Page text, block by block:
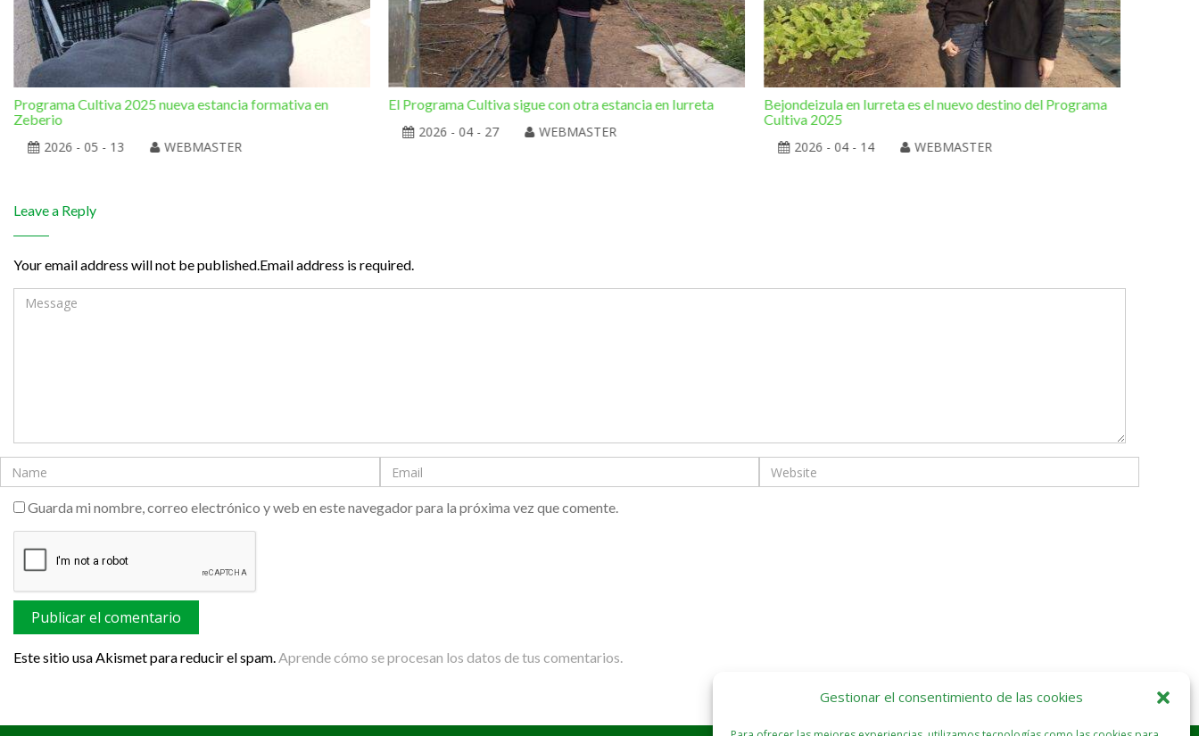
Gestionar el consentimiento de las cookies
Programa Cultiva 2025 nueva estancia formativa en
Zeberio
2026 - 05 - 13
WEBMASTER
El Programa Cultiva sigue con otra estancia en Iurreta
2026 - 04 - 27
WEBMASTER
Bejondeizula en Iurreta es el nuevo destino del Programa
Cultiva 2025
2026 - 04 - 14
WEBMASTER
Leave a Reply
Your email address will not be published.Email address is required.
Guarda mi nombre, correo electrónico y web en este navegador para la próxima vez que comente.
Este sitio usa Akismet para reducir el spam.Aprende cómo se procesan los datos de tus comentarios.